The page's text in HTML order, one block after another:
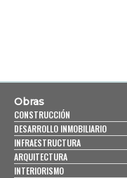
Obras
CONSTRUCCIÓN
DESARROLLO INMOBILIARIO
INFRAESTRUCTURA
ARQUITECTURA
INTERIORISMO